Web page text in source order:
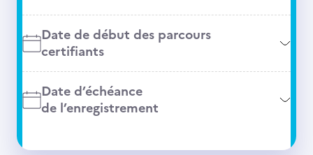
Date de début des parcours
certifiants
Date d’échéance
de l’enregistrement